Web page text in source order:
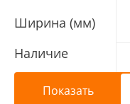
Ширина (мм)
Наличие